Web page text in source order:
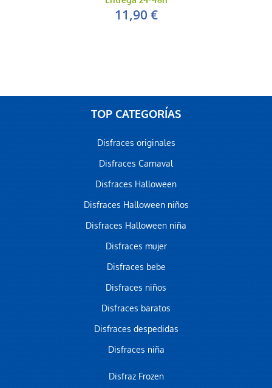
11,90 €
TOP CATEGORÍAS
Disfraces originales
Disfraces Carnaval
Disfraces Halloween
Disfraces Halloween niños
Disfraces Halloween niña
Disfraces mujer
Disfraces bebe
Disfraces niños
Disfraces baratos
Disfraces despedidas
Disfraces niña
Disfraz Frozen